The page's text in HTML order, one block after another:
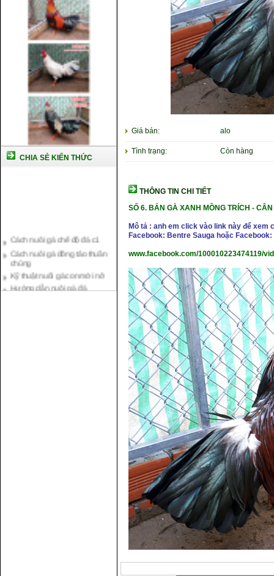
CHIA SẺ KIẾN THỨC
Cách nuôi gà đông tảo thuần
chủng
Kỹ thuật nuôi gà con mới nở
Hướng dẫn nuôi gà đá
Tại sao bạn cần biết cách nuôi
Giá bán: alo
Tình trạng: Còn hàng
THÔNG TIN CHI TIẾT
SỐ 6.BÁN GÀ XANH MỒNG TRÍCH -CÂN
Mô tả : anh em click vào link này để
Facebook: Bentre Sauga hoặc Facebook:
www.facebook.com/100010223474119/